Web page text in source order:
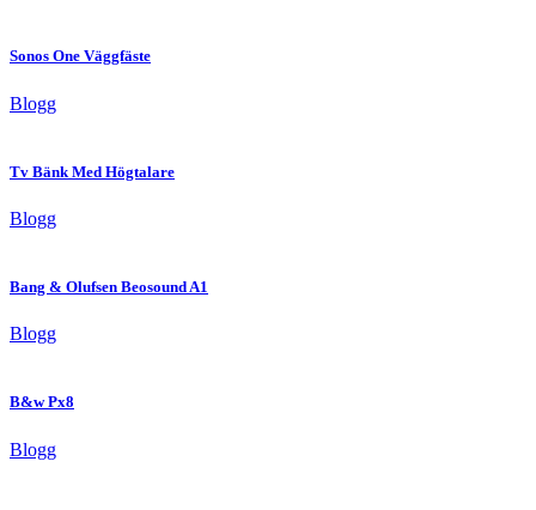
Sonos One Väggfäste
Blogg
Tv Bänk Med Högtalare
Blogg
Bang & Olufsen Beosound A1
Blogg
B&w Px8
Blogg